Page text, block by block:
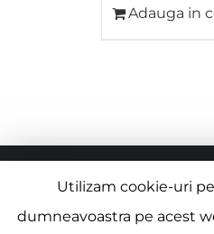
Adauga in
Utilizam cookie-uri
dumneavoastra pe acest